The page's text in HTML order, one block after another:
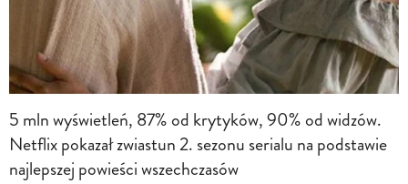
5 mln wyświetleń, 87% od krytyków, 90% od widzów.
Netflix pokazał zwiastun 2. sezonu serialu na podstawie
najlepszej powieści wszechczasów